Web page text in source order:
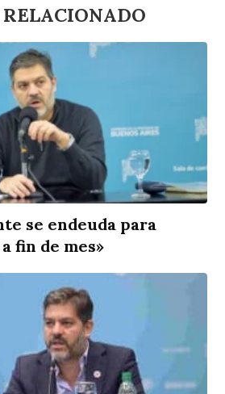
se endeuda para
fin de mes»